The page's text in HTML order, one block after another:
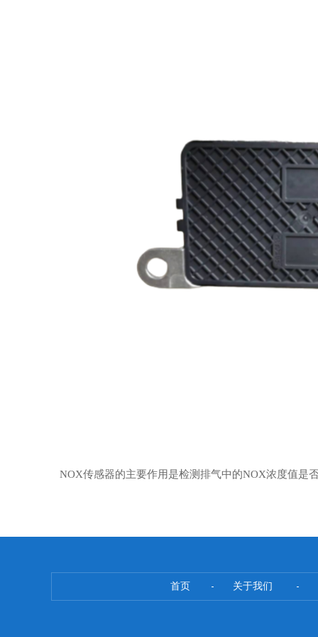
NOX传感器的主要作用是检测排气中的NOX浓度值是
首页 关于我们